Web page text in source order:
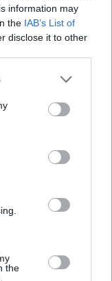
information may
the IAB’s List of
disclose it to other
the
których
nie gubiła
przed